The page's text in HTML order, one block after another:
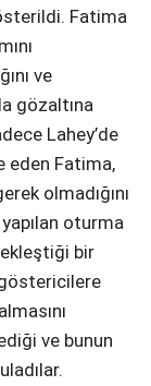
Fatima
ve
gözaltına
Lahey’de
eden Fatima,
olmadığını
oturma
bir
ve bunun